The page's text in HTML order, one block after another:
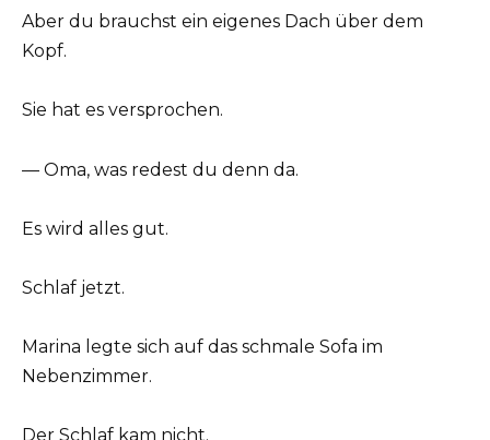
Aber du brauchst ein eigenes Dach über dem
Kopf.
Sie hat es versprochen.
— Oma, was redest du denn da.
Es wird alles gut.
Schlaf jetzt.
Marina legte sich auf das schmale Sofa im
Nebenzimmer.
Der Schlaf kam nicht.